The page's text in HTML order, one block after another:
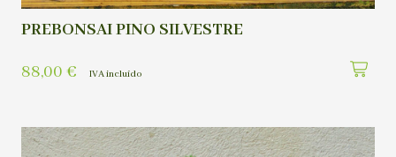
PREBONSAI PINO SILVESTRE
88,00 € IVA incluído